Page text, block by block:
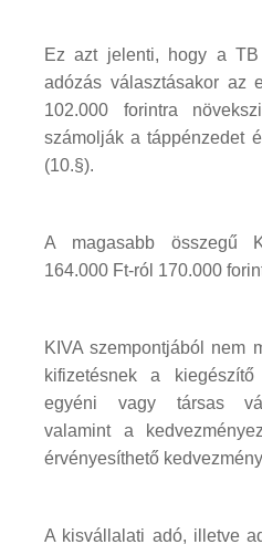
Ez azt jelenti, hogy a
adózás választásakor az
102.000 forintra
számolják a táppénzedet
(10.§).
A magasabb összegű
164.000 Ft-ról 170.000
KIVA szempontjából nem
kifizetésnek a kiegészítő
egyéni vagy társas
valamint a
érvényesíthető
A kisvállalati adó, illetve